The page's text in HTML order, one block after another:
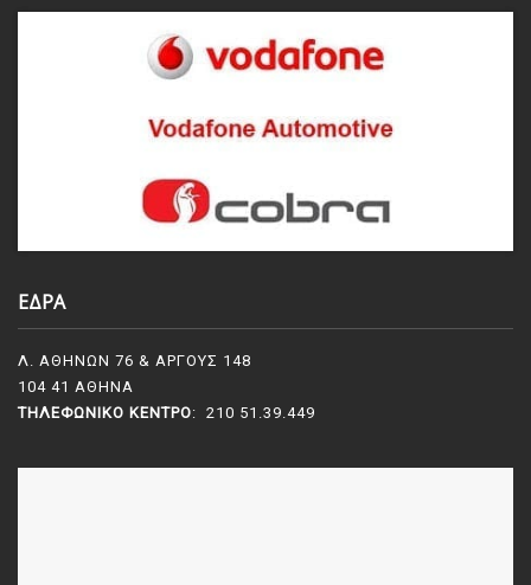
ΕΔΡΑ
Λ. ΑΘΗΝΩΝ 76 & ΑΡΓΟΥΣ 148
104 41 ΑΘΗΝΑ
ΤΗΛΕΦΩΝΙΚΌ ΚΈΝΤΡΟ: 210 51.39.449